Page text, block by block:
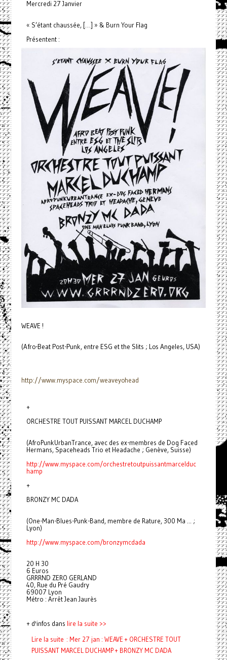
Mercredi 27 Janvier
« S’étant chaussée, […] » & Burn Your Flag
Présentent :
WEAVE !
(Afro-Beat Post-Punk, entre ESG et the Slits ; Los Angeles, USA)
http://www.myspace.com/weaveyohead
+
ORCHESTRE TOUT PUISSANT MARCEL DUCHAMP
(AfroPunkUrbanTrance, avec des ex-membres de Dog Faced
Hermans, Spaceheads Trio et Headache ; Genève, Suisse)
http://www.myspace.com/orchestretoutpuissantmarcelduc
hamp
+
BRONZY MC DADA
(One-Man-Blues-Punk-Band, membre de Rature, 300 Ma ... ;
Lyon)
http://www.myspace.com/bronzymcdada
20 H 30
6 Euros
GRRRND ZERO GERLAND
40, Rue du Pré Gaudry
69007 Lyon
Métro : Arrêt Jean Jaurès
+ d'infos dans lire la suite >>
Lire la suite : Mer 27 jan : WEAVE + ORCHESTRE TOUT
PUISSANT MARCEL DUCHAMP + BRONZY MC DADA